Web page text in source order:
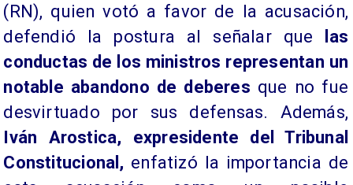
(RN), quien votó a favor de la acusación,
defendió la postura al señalar que
las
conductas de los ministros representan un
notable abandono de deberes que no fue
desvirtuado por sus defensas. Además,
Iván Arostica, expresidente del Tribunal
Constitucional, enfatizó la importancia de